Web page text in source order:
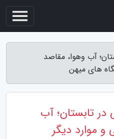
آب وهوا، مقاصد
های میهن
در تابستان؛ آب
و موارد دیگر